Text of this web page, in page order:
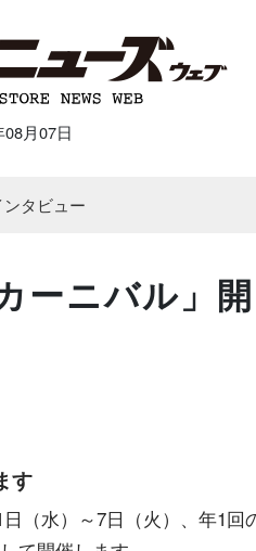
月07日
ンタビュー
ーニバル」開
す
（水）～7日（火）、年1回